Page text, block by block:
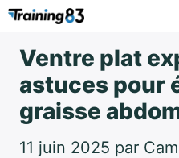
Aller
contenu
Ventre plat
astuces pour
graisse
11 juin 2025 par